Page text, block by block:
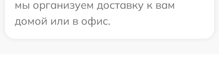
мы организуем доставку к вам
домой или в офис.